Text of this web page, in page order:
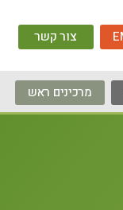
צור קשר
מרכינים ראש